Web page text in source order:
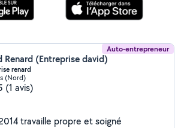
Auto-entrepreneur
Renard (Entreprise david)
renard
(Nord)
(1 avis)
travaille propre et soigné